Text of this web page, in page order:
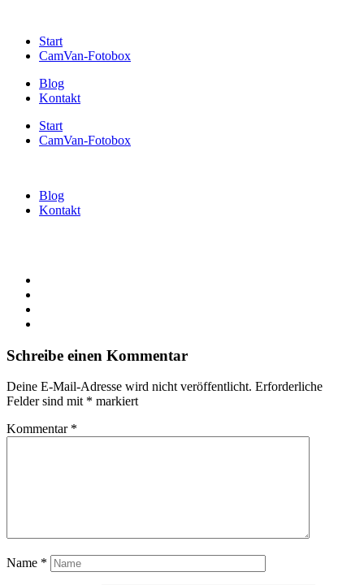
Start
CamVan-Fotobox
Blog
Kontakt
Start
CamVan-Fotobox
Blog
Kontakt
Schreibe einen Kommentar
Deine E-Mail-Adresse wird nicht veröffentlicht. Erforderliche
Felder sind mit * markiert
Kommentar *
Name *